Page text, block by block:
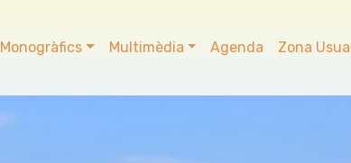
Monogràfics Multimèdia Agenda Zona